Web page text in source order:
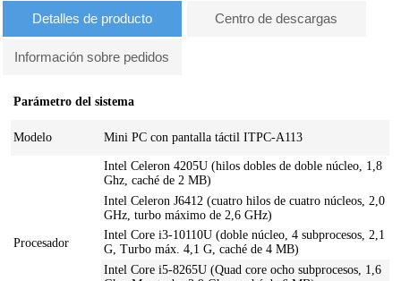
Detalles de producto Centro de descargas
Información sobre pedidos